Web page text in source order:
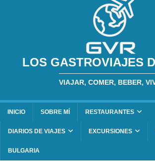
LOS GASTROVIAJES
VIAJAR, COMER, BEBER,
INICIO SOBRE MÍ RESTAURANTES
DIARIOS DE VIAJES EXCURSIONES
BULGARIA